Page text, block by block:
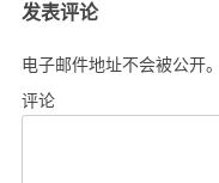
发表评论
电子邮件地址不会被公开。
评论